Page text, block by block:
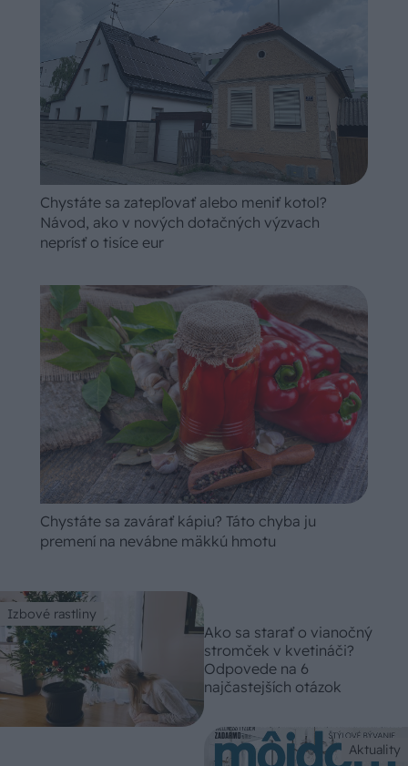
Chystáte sa zatepľovať alebo meniť kotol?
Návod, ako v nových dotačných výzvach
neprísť o tisíce eur
Chystáte sa zavárať kápiu? Táto chyba ju
premení na nevábne mäkkú hmotu
Izbové rastliny
Ako sa starať o vianočný
stromček v kvetináči?
Odpovede na 6
najčastejších otázok
Aktuality